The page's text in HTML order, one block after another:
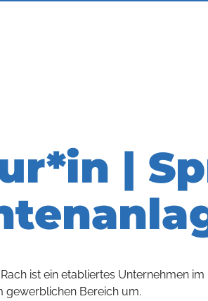
|
ist ein etabliertes Unternehmen
gewerblichen Bereich um.